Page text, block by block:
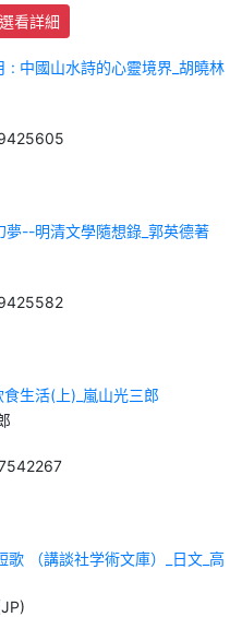
看詳細
: 中國山水詩的心靈境界_胡曉林
夢--明清文學隨想錄_郭英德著
食生活(上)_嵐山光三郎
歌 （講談社学術文庫）_日文_高